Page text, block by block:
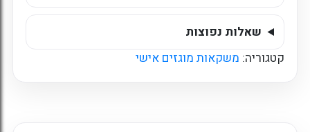
שאלות נפוצות
קטגוריה: משקאות מוגזים אישי